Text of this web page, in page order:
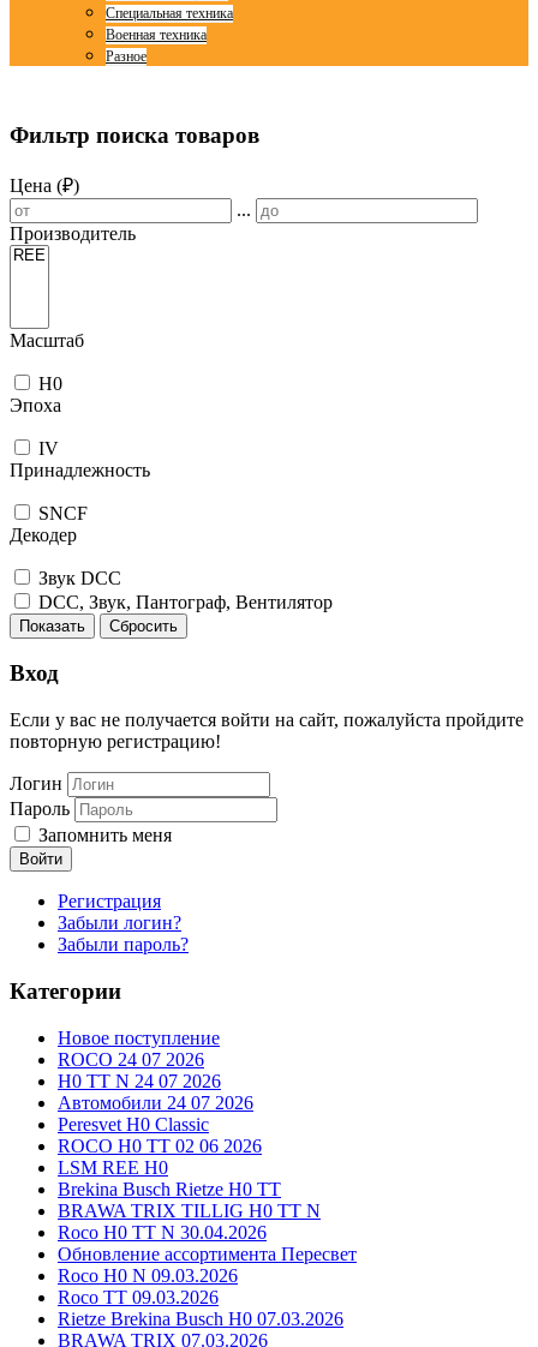
Специальная техника
Военная техника
Разное
Фильтр поиска товаров
Цена (₽)
...
Производитель
Масштаб
H0
Эпоха
IV
Принадлежность
SNCF
Декодер
Звук DCC
DCC, Звук, Пантограф, Вентилятор
Показать Сбросить
Вход
Если у вас не получается войти на сайт, пожалуйста пройдите
повторную регистрацию!
Логин
Пароль
Запомнить меня
Войти
Регистрация
Забыли логин?
Забыли пароль?
Категории
Новое поступление
ROCO 24 07 2026
H0 TT N 24 07 2026
Автомобили 24 07 2026
Peresvet H0 Classic
ROCO H0 TT 02 06 2026
LSM REE H0
Brekina Busch Rietze H0 TT
BRAWA TRIX TILLIG H0 TT N
Roco H0 TT N 30.04.2026
Обновление ассортимента Пересвет
Roco H0 N 09.03.2026
Roco TT 09.03.2026
Rietze Brekina Busch H0 07.03.2026
BRAWA TRIX 07.03.2026